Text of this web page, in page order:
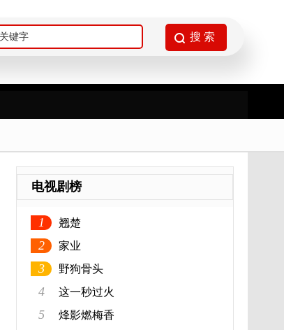
电视剧榜
1 翘楚
2 家业
3 野狗骨头
4 这一秒过火
5 烽影燃梅香